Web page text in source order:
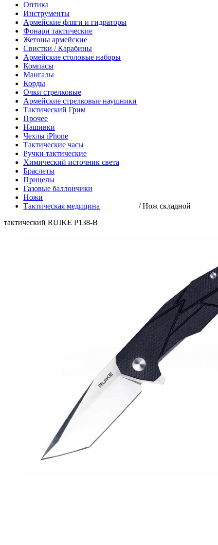
Оптика
Инструменты
Армейские фляги и гидраторы
Фонари тактические
Жетоны армейские
Свистки / Карабины
Армейские столовые наборы
Компасы
Мангалы
Корды
Очки стрелковые
Армейские стрелковые наушники
Тактический Грим
Прочее
Нашивки
Чехлы iPhone
Тактические часы
Ручки тактические
Химический источник света
Браслеты
Прицелы
Газовые баллончики
Ножи
Тактическая медицина
/Нож складной
тактический RUIKE P138-B